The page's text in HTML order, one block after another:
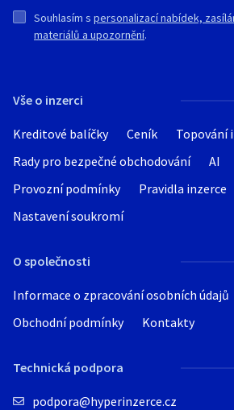
Vše o inzerci
Kreditové balíčky Ceník
Topování
Rady pro bezpečné obchodování
AI
Provozní podmínky
Pravidla inzerce
Nastavení soukromí
O společnosti
Informace o zpracování osobních údajů
Obchodní podmínky
Kontakty
Technická podpora
podpora@hyperinzerce.cz
Souhlasím s personalizací nabídek,
materiálů a upozornění.